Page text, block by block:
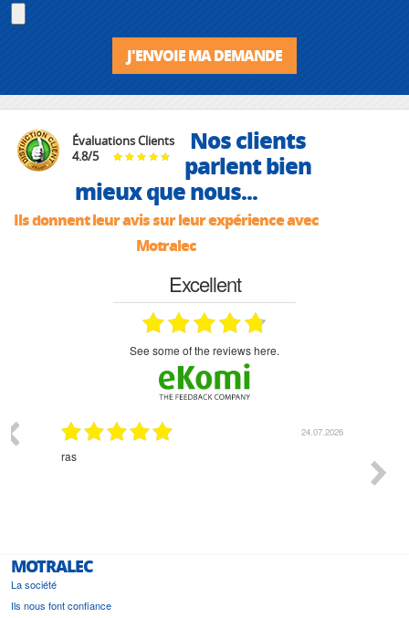
J'ENVOIE MA DEMANDE
Évaluations Clients
4.8/5
Nos clients
parlent bien
mieux que nous...
Ils donnent leur avis sur leur expérience avec
Motralec
Excellent
see some of the reviews here.
18.07.2026
Monsieur Delhaye est une personne disponible, à
MOTRALEC
La société
Ils nous font confiance